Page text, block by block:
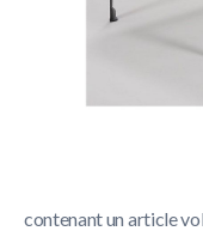
La livraison prend
contenant un article